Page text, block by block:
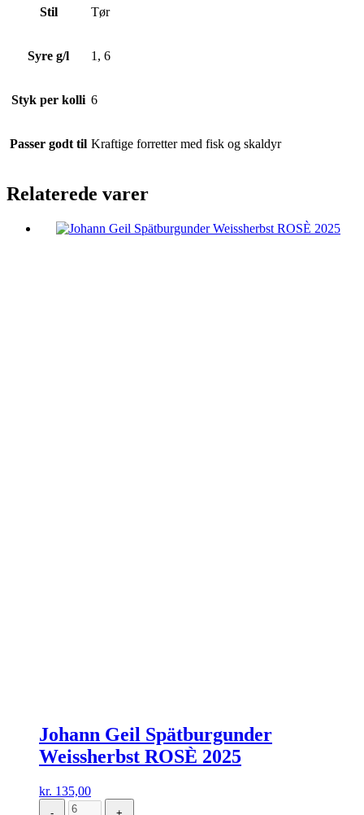
Stil Tør
Syre g/l 1, 6
Styk per kolli 6
Passer godt til Kraftige forretter med fisk og skaldyr
Relaterede varer
Johann Geil Spätburgunder
Weissherbst ROSÈ 2025
kr. 135,00